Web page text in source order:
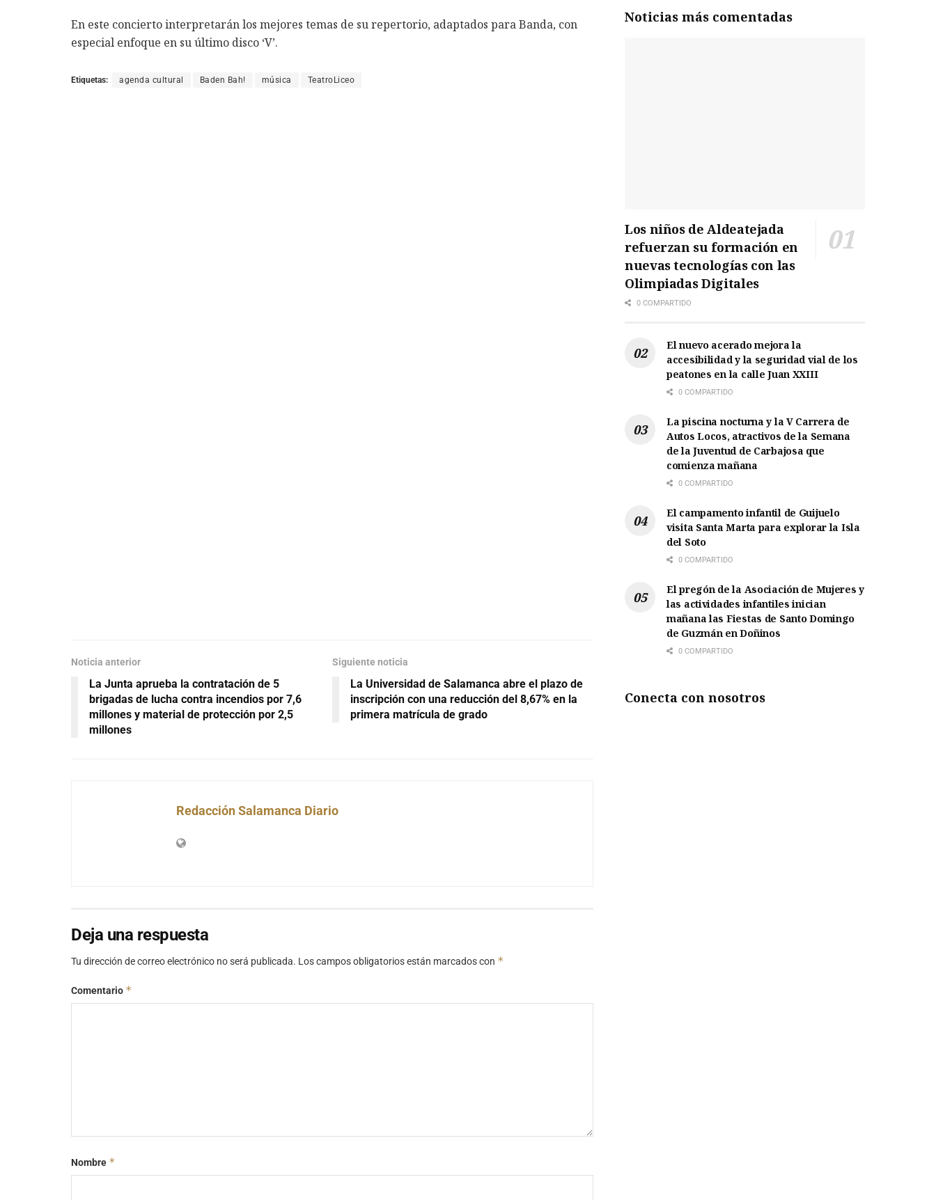
En este concierto interpretarán los mejores temas de su repertorio, adaptados para Banda, con
especial enfoque en su último disco ‘V’.
Etiquetas: agenda cultural Baden Bah! música TeatroLiceo
Noticia anterior
La Junta aprueba la contratación de 5
brigadas de lucha contra incendios por 7,6
millones y material de protección por 2,5
millones
Siguiente noticia
La Universidad de Salamanca abre el plazo de
inscripción con una reducción del 8,67% en la
primera matrícula de grado
Redacción Salamanca Diario
Deja una respuesta
Tu dirección de correo electrónico no será publicada. Los campos obligatorios están marcados con *
Comentario *
Nombre *
Noticias más comentadas
Los niños de Aldeatejada
refuerzan su formación en
nuevas tecnologías con las
Olimpiadas Digitales
0 COMPARTIDO
El nuevo acerado mejora la
accesibilidad y la seguridad vial de los
peatones en la calle Juan XXIII
0 COMPARTIDO
La piscina nocturna y la V Carrera de
Autos Locos, atractivos de la Semana
de la Juventud de Carbajosa que
comienza mañana
0 COMPARTIDO
El campamento infantil de Guijuelo
visita Santa Marta para explorar la Isla
del Soto
0 COMPARTIDO
El pregón de la Asociación de Mujeres y
las actividades infantiles inician
mañana las Fiestas de Santo Domingo
de Guzmán en Doñinos
0 COMPARTIDO
Conecta con nosotros